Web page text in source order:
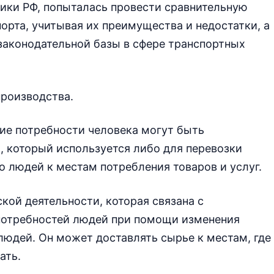
РФ, попыталась провести сравнительную
учитывая их преимущества и недостатки, а
базы в сфере транспортных
потребности человека могут быть
используется либо для перевозки
людей к местам потребления товаров и услуг.
деятельности, которая связана с
людей при помощи изменения
Он может доставлять сырье к местам, где